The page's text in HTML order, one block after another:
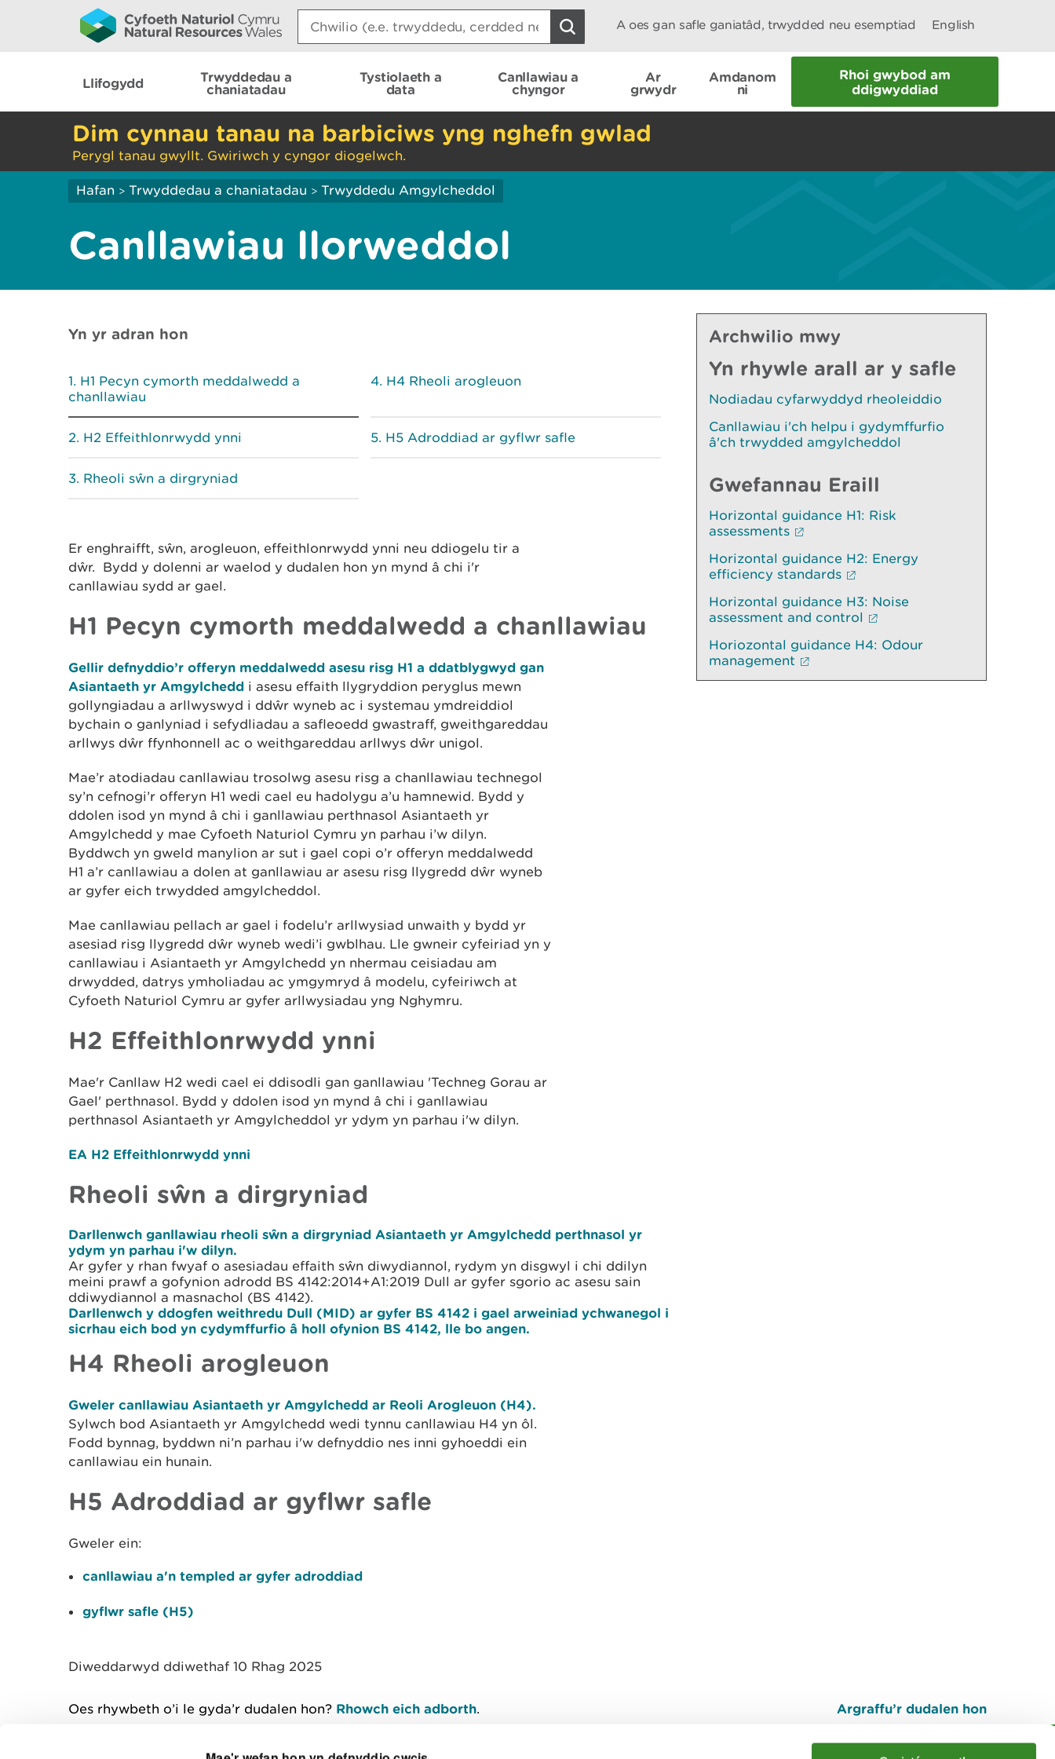
Search:
A oes gan safle ganiatâd, trwydded neu esemptiad English
Llifogydd
Trwyddedau a
chaniatadau
Tystiolaeth a
data
Canllawiau a
chyngor
Ar
grwydr
Amdanom
ni
Rhoi gwybod am
ddigwyddiad
Dim cynnau tanau na barbiciws yng nghefn gwlad
Perygl tanau gwyllt. Gwiriwch y cyngor diogelwch.
Hafan > Trwyddedau a chaniatadau > Trwyddedu Amgylcheddol
Canllawiau llorweddol
Yn yr adran hon
H1 Pecyn cymorth meddalwedd a
chanllawiau
H2 Effeithlonrwydd ynni
Rheoli sŵn a dirgryniad
H4 Rheoli arogleuon
H5 Adroddiad ar gyflwr safle
Er enghraifft, sŵn, arogleuon, effeithlonrwydd ynni neu ddiogelu tir a
dŵr. Bydd y dolenni ar waelod y dudalen hon yn mynd â chi i'r
canllawiau sydd ar gael.
H1 Pecyn cymorth meddalwedd a chanllawiau
Gellir defnyddio’r offeryn meddalwedd asesu risg H1 a ddatblygwyd gan
Asiantaeth yr Amgylchedd i asesu effaith llygryddion peryglus mewn
gollyngiadau a arllwyswyd i ddŵr wyneb ac i systemau ymdreiddiol
bychain o ganlyniad i sefydliadau a safleoedd gwastraff, gweithgareddau
arllwys dŵr ffynhonnell ac o weithgareddau arllwys dŵr unigol.
Mae’r atodiadau canllawiau trosolwg asesu risg a chanllawiau technegol
sy’n cefnogi’r offeryn H1 wedi cael eu hadolygu a’u hamnewid. Bydd y
ddolen isod yn mynd â chi i ganllawiau perthnasol Asiantaeth yr
Amgylchedd y mae Cyfoeth Naturiol Cymru yn parhau i’w dilyn.
Byddwch yn gweld manylion ar sut i gael copi o’r offeryn meddalwedd
H1 a’r canllawiau a dolen at ganllawiau ar asesu risg llygredd dŵr wyneb
ar gyfer eich trwydded amgylcheddol.
Mae canllawiau pellach ar gael i fodelu’r arllwysiad unwaith y bydd yr
asesiad risg llygredd dŵr wyneb wedi’i gwblhau. Lle gwneir cyfeiriad yn y
canllawiau i Asiantaeth yr Amgylchedd yn nhermau ceisiadau am
drwydded, datrys ymholiadau ac ymgymryd â modelu, cyfeiriwch at
Cyfoeth Naturiol Cymru ar gyfer arllwysiadau yng Nghymru.
H2 Effeithlonrwydd ynni
Mae'r Canllaw H2 wedi cael ei ddisodli gan ganllawiau 'Techneg Gorau ar
Gael' perthnasol. Bydd y ddolen isod yn mynd â chi i ganllawiau
perthnasol Asiantaeth yr Amgylcheddol yr ydym yn parhau i'w dilyn.
EA H2 Effeithlonrwydd ynni
Rheoli sŵn a dirgryniad
Darllenwch ganllawiau rheoli sŵn a dirgryniad Asiantaeth yr Amgylchedd perthnasol yr
ydym yn parhau i'w dilyn.
Ar gyfer y rhan fwyaf o asesiadau effaith sŵn diwydiannol, rydym yn disgwyl i chi ddilyn
meini prawf a gofynion adrodd BS 4142:2014+A1:2019 Dull ar gyfer sgorio ac asesu sain
ddiwydiannol a masnachol (BS 4142).
Darllenwch y ddogfen weithredu Dull (MID) ar gyfer BS 4142 i gael arweiniad ychwanegol i
sicrhau eich bod yn cydymffurfio â holl ofynion BS 4142, lle bo angen.
H4 Rheoli arogleuon
Gweler canllawiau Asiantaeth yr Amgylchedd ar Reoli Arogleuon (H4).
Sylwch bod Asiantaeth yr Amgylchedd wedi tynnu canllawiau H4 yn ôl.
Fodd bynnag, byddwn ni’n parhau i'w defnyddio nes inni gyhoeddi ein
canllawiau ein hunain.
H5 Adroddiad ar gyflwr safle
Gweler ein:
canllawiau a'n templed ar gyfer adroddiad
gyflwr safle (H5)
Archwilio mwy
Yn rhywle arall ar y safle
Nodiadau cyfarwyddyd rheoleiddio
Canllawiau i'ch helpu i gydymffurfio
â'ch trwydded amgylcheddol
Gwefannau Eraill
Horizontal guidance H1: Risk
assessments
Horizontal guidance H2: Energy
efficiency standards
Horizontal guidance H3: Noise
assessment and control
Horiozontal guidance H4: Odour
management
Diweddarwyd ddiwethaf 10 Rhag 2025
Oes rhywbeth o’i le gyda’r dudalen hon? Rhowch eich adborth. Argraffu’r dudalen hon
I fyny